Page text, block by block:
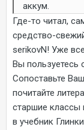
аккум.
Где-то читал,
средство-
serikovN! Уже
Вы
Сопоставьте
почитайте
старшие классы
в учебник